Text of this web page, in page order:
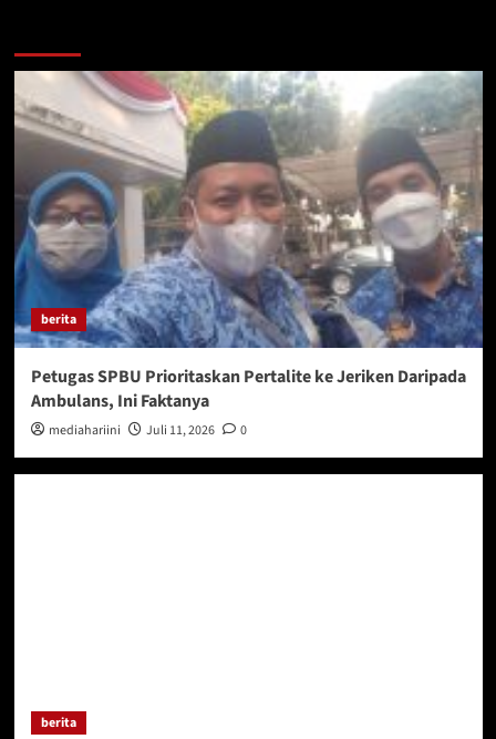
berita
Petugas SPBU Prioritaskan Pertalite ke Jeriken Daripada
Ambulans, Ini Faktanya
mediahariini Juli 11, 2026 0
berita